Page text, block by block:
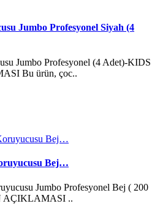
Jumbo Profesyonel Siyah (4
Jumbo Profesyonel (4 Adet)-KIDS
Bu ürün, çoc..
Bej…
Jumbo Profesyonel Bej ( 200
AÇIKLAMASI ..